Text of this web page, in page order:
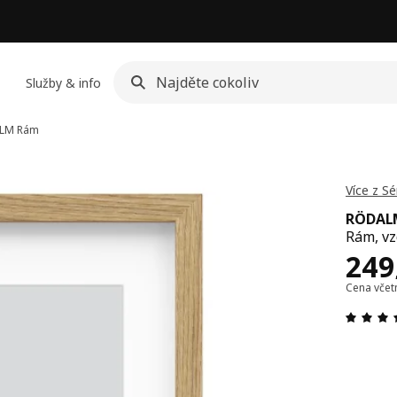
Služby & info
Rám
Více z
Rám,
249
Cena